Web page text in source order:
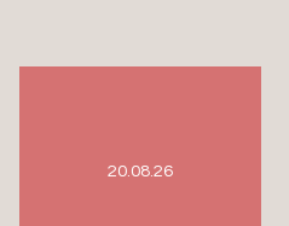
20.08.26